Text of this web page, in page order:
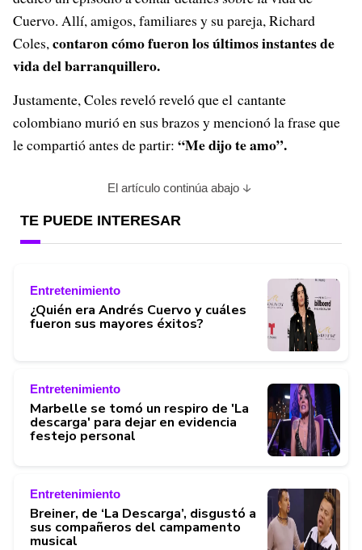
Cuervo. Allí, amigos, familiares y su pareja, Richard
Coles,contaron cómo fueron los últimos instantes de
vida del barranquillero.
Justamente, Coles reveló reveló que el cantante
colombiano murió en sus brazos y mencionó la frase que
le compartió antes de partir: “Me dijo te amo”.
El artículo continúa abajo
TE PUEDE INTERESAR
Entretenimiento
¿Quién era Andrés Cuervo y cuáles
fueron sus mayores éxitos?
Entretenimiento
Marbelle se tomó un respiro de 'La
descarga' para dejar en evidencia
festejo personal
Entretenimiento
Breiner, de ‘La Descarga’, disgustó a
sus compañeros del campamento
musical